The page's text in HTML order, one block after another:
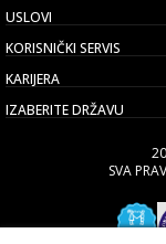
USLOVI
KORISNIČKI SERVIS
KARIJERA
IZABERITE DRŽAVU
SVA